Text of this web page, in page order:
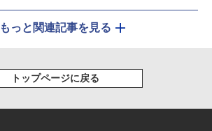
もっと関連記事を見る
トップページに戻る